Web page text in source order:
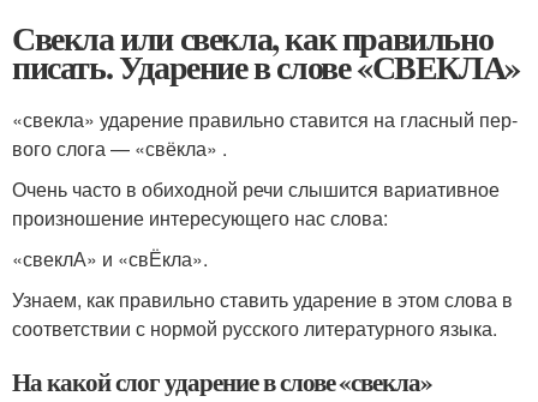
Свекла или свекла, как правильно
писать. Ударение в слове «СВЕКЛА»
«свек­ла» уда­ре­ние пра­виль­но ста­вит­ся на глас­ный пер­
во­го сло­га — «свёк­ла» .
Очень часто в оби­ход­ной речи слы­шит­ся вари­а­тив­ное
про­из­но­ше­ние инте­ре­су­ю­ще­го нас сло­ва:
«свеклА» и «свЁкла».
Узнаем, как пра­виль­но ста­вить уда­ре­ние в этом сло­ва в
соот­вет­ствии с нор­мой рус­ско­го лите­ра­тур­но­го язы­ка.
На какой слог ударение в слове «свекла»